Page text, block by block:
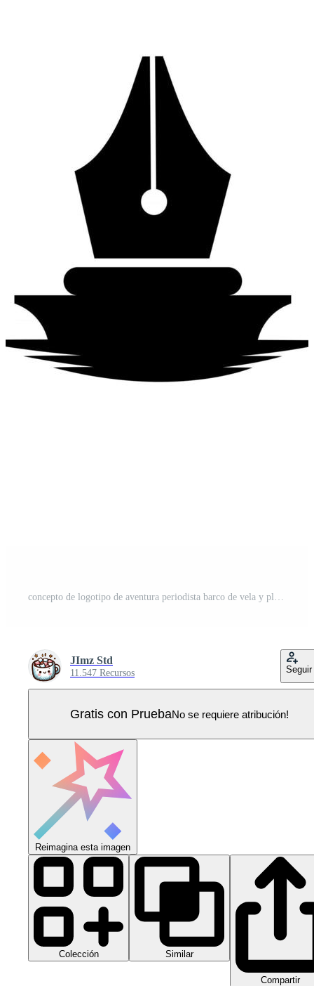
concepto de logotipo de aventura periodista barco de vela y plumilla Vector Pro
JImz Std
11.547 Recursos Seguir
Gratis con PruebaNo se requiere atribución!
Reimagina esta imagen
Colección Similar
Compartir